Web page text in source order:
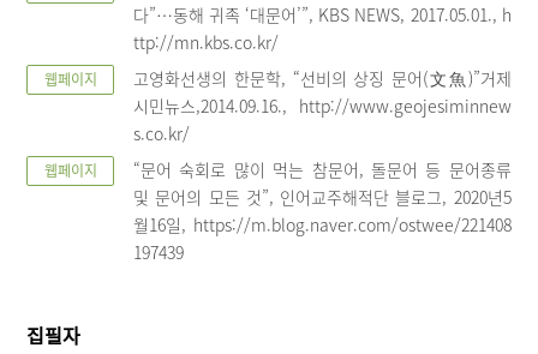
다”…동해 귀족 ‘대문어’”, KBS NEWS, 2017.05.01., h
ttp://mn.kbs.co.kr/
웹페이지
고영화선생의 한문학, “선비의 상징 문어(文魚)”거제
시민뉴스,2014.09.16., http://www.geojesiminnew
s.co.kr/
웹페이지
“문어 숙회로 많이 먹는 참문어, 돌문어 등 문어종류
및 문어의 모든 것”, 인어교주해적단 블로그, 2020년5
월16일, https://m.blog.naver.com/ostwee/221408
197439
집필자